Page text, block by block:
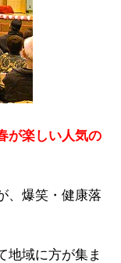
が楽しい人気の
、爆笑・健康落
地域に方が集ま